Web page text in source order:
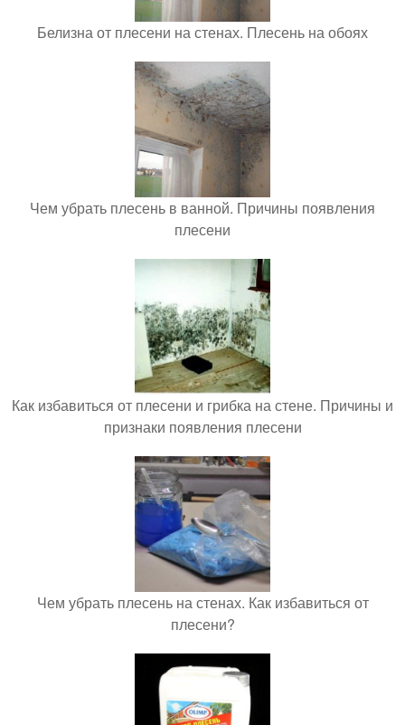
Белизна от плесени на стенах. Плесень на обоях
Чем убрать плесень в ванной. Причины появления
плесени
Как избавиться от плесени и грибка на стене. Причины и
признаки появления плесени
Чем убрать плесень на стенах. Как избавиться от
плесени?